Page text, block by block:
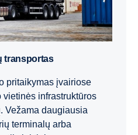
transportas
pritaikymas įvairiose
infrastruktūros
Vežama daugiausia
terminalų arba